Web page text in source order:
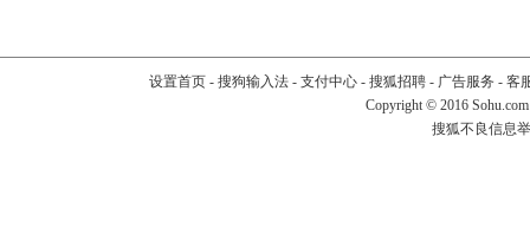
设置首页- 搜狗输入法- 支付中心- 搜狐招聘- 广告服务 - 客
Copyright © 2016
搜狐不良信息